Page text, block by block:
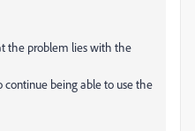
the problem lies with the
being able to use the